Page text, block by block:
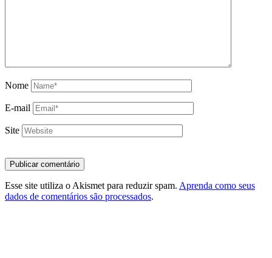
Nome
E-mail
Site
Esse site utiliza o Akismet para reduzir spam. Aprenda como seus
dados de comentários são processados.